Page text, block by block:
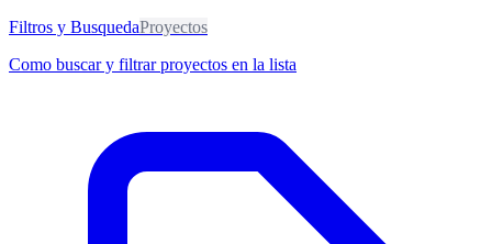
Filtros y BusquedaProyectos
Como buscar y filtrar proyectos en la lista